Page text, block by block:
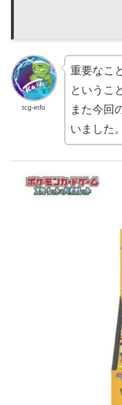
tcg-info
重要なこ
というこ
また今回
いました。